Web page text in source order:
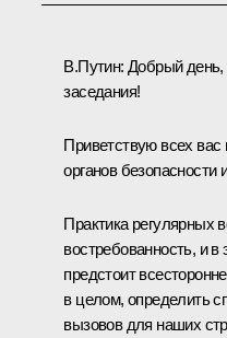
В.Путин: Добрый день,
заседания!
Приветствую всех вас
органов
Практика регулярных
востребованность, и в
предстоит
в целом, определить
вызовов для наших